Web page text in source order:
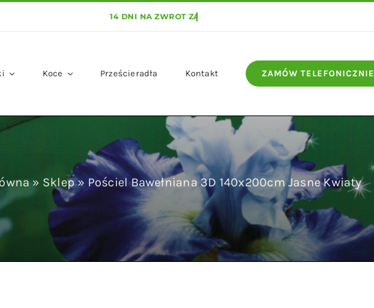
Koce Prześcieradła Kontakt ZAMÓW TELEFONICZNIE
» Sklep» Pościel Bawełniana 3D 140x200cm Jasne Kwiaty